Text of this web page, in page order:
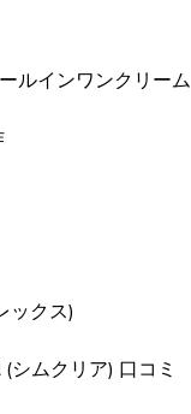
ルインワンクリーム
ックス)
シムクリア) 口コミ